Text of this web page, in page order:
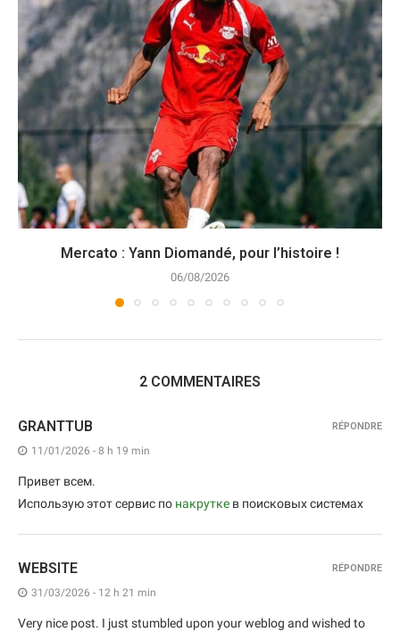
Mercato : Yann Diomandé, pour l’histoire !
06/08/2026
2 COMMENTAIRES
GRANTTUB
11/01/2026 - 8 h 19 min
Привет всем.
Использую этот сервис по накрутке в поисковых системах
RÉPONDRE
WEBSITE
31/03/2026 - 12 h 21 min
Very nice post. I just stumbled upon your weblog and wished to
RÉPONDRE